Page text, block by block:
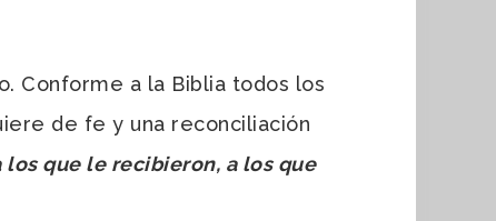
Conforme a la Biblia todos los
de fe y una reconciliación
los que le recibieron, a los que